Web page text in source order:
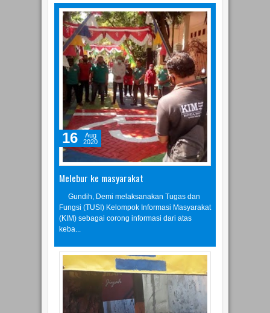
UMKM
Melebur ke masyarakat
16
Aug
2020
Fungsi (TUSI) Kelompok Informasi Masyarakat
(KIM) sebagai corong informasi dari atas
keba...